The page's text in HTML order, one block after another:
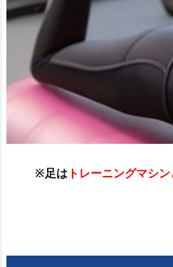
※足は トレーニングマシ